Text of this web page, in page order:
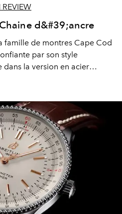
d&#39;ancre
famille de montres Cape Cod
par son style
la version en acier
Dumas en 1938 avec